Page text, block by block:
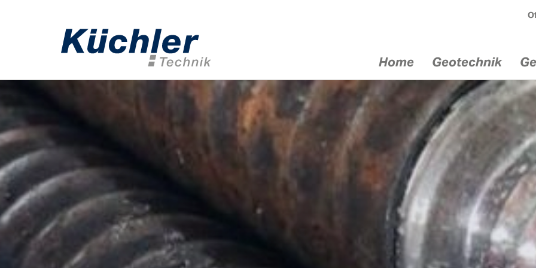
Home Geotechnik
Home Geotechnik
Anker­technik
Injektions­technik
Bohrwerk­zeuge
Anwendungen im
Geräte
Injektionsgeräte
Bohrgeräte
Comacchio
Dreh­bohr­geräte
Comacchio
Bohrantriebe Eurodrill
Bohrlafetten
Mietgeräte
Service /
Beratung /
Anker-